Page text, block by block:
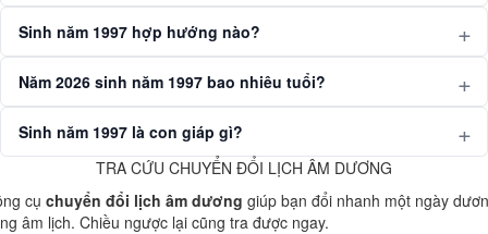
Sinh năm 1997 hợp hướng nào?
Năm 2026 sinh năm 1997 bao nhiêu tuổi?
Sinh năm 1997 là con giáp gì?
TRA CỨU CHUYỂN ĐỔI LỊCH ÂM DƯƠNG
cụ chuyển đổi lịch âm dương giúp bạn đổi nhanh một ngày
âm lịch. Chiều ngược lại cũng tra được ngay.